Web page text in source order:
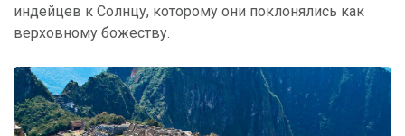
индейцев к Солнцу, которому они поклонялись как
верховному божеству.